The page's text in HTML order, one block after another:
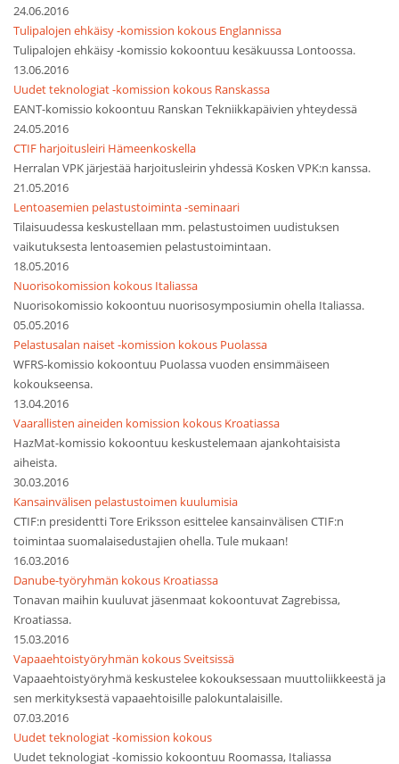
24.06.2016
Tulipalojen ehkäisy -komission kokous Englannissa
Tulipalojen ehkäisy -komissio kokoontuu kesäkuussa Lontoossa.
13.06.2016
Uudet teknologiat -komission kokous Ranskassa
EANT-komissio kokoontuu Ranskan Tekniikkapäivien yhteydessä
24.05.2016
CTIF harjoitusleiri Hämeenkoskella
Herralan VPK järjestää harjoitusleirin yhdessä Kosken VPK:n kanssa.
21.05.2016
Lentoasemien pelastustoiminta -seminaari
Tilaisuudessa keskustellaan mm. pelastustoimen uudistuksen
vaikutuksesta lentoasemien pelastustoimintaan.
18.05.2016
Nuorisokomission kokous Italiassa
Nuorisokomissio kokoontuu nuorisosymposiumin ohella Italiassa.
05.05.2016
Pelastusalan naiset -komission kokous Puolassa
WFRS-komissio kokoontuu Puolassa vuoden ensimmäiseen
kokoukseensa.
13.04.2016
Vaarallisten aineiden komission kokous Kroatiassa
HazMat-komissio kokoontuu keskustelemaan ajankohtaisista
aiheista.
30.03.2016
Kansainvälisen pelastustoimen kuulumisia
CTIF:n presidentti Tore Eriksson esittelee kansainvälisen CTIF:n
toimintaa suomalaisedustajien ohella. Tule mukaan!
16.03.2016
Danube-työryhmän kokous Kroatiassa
Tonavan maihin kuuluvat jäsenmaat kokoontuvat Zagrebissa,
Kroatiassa.
15.03.2016
Vapaaehtoistyöryhmän kokous Sveitsissä
Vapaaehtoistyöryhmä keskustelee kokouksessaan muuttoliikkeestä ja
sen merkityksestä vapaaehtoisille palokuntalaisille.
07.03.2016
Uudet teknologiat -komission kokous
Uudet teknologiat -komissio kokoontuu Roomassa, Italiassa